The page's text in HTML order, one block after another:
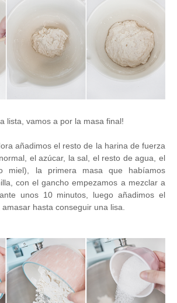
lista, vamos a por la masa final!
añadimos el resto de la harina de fuerza
el azúcar, la sal, el resto de agua, el
miel), la primera masa que habíamos
con el gancho empezamos a mezclar a
unos 10 minutos, luego añadimos el
hasta conseguir una lisa.